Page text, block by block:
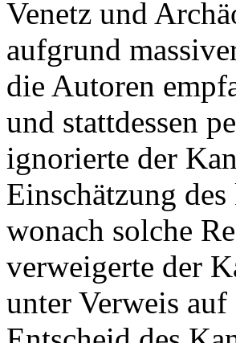
Venetz und
aufgrund
die Autoren
und stattdessen
ignorierte der
Einschätzung
wonach solche
verweigerte der
unter Verweis